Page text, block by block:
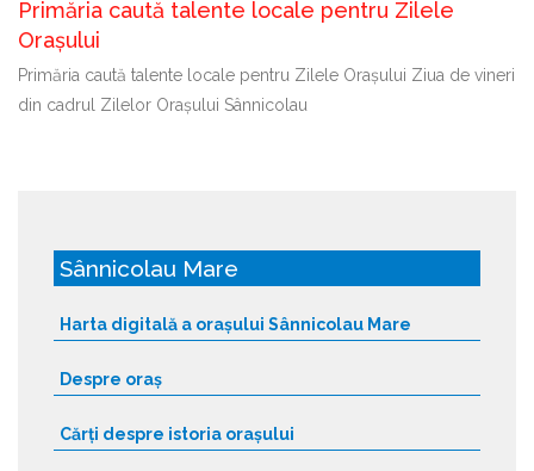
Primăria caută talente locale pentru Zilele
Orașului
Primăria caută talente locale pentru Zilele Orașului Ziua de vineri
din cadrul Zilelor Orașului Sânnicolau
Sânnicolau Mare
Harta digitală a orașului Sânnicolau Mare
Despre oraș
Cărți despre istoria orașului